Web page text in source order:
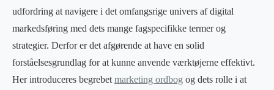
udfordring at navigere i det omfangsrige univers af digital
markedsføring med dets mange fagspecifikke termer og
strategier. Derfor er det afgørende at have en solid
forståelsesgrundlag for at kunne anvende værktøjerne effektivt.
Her introduceres begrebet marketing ordbog og dets rolle i at